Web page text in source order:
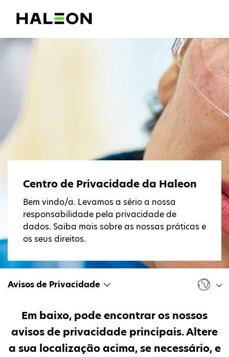
Centro de Privacidade da Haleon
Bem vindo/a. Levamos a sério a nossa
responsabilidade pela privacidade de
dados. Saiba mais sobre as nossas práticas e
os seus direitos.
Avisos de Privacidade
Em baixo, pode encontrar os nossos
avisos de privacidade principais. Altere
a sua localização acima, se necessário, e